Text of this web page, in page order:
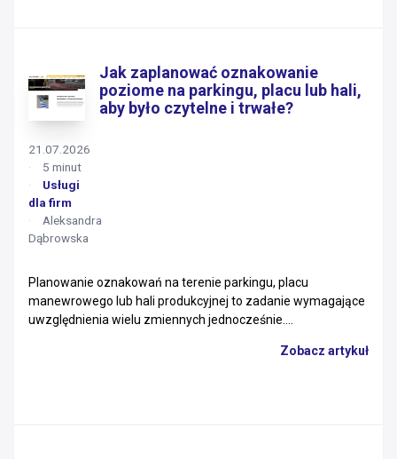
Jak zaplanować oznakowanie
poziome na parkingu, placu lub hali,
aby było czytelne i trwałe?
Planowanie oznakowań na terenie parkingu, placu
manewrowego lub hali produkcyjnej to zadanie wymagające
uwzględnienia wielu zmiennych jednocześnie....
Zobacz artykuł
21.07.2026
5 minut
Usługi
dla firm
Aleksandra
Dąbrowska